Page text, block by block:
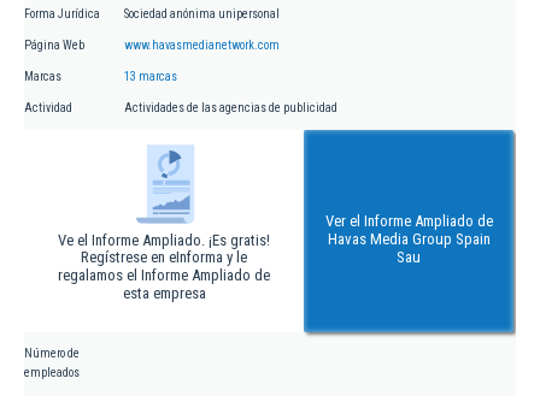
Forma Jurídica Sociedad anónima unipersonal
Página Web www.havasmedianetwork.com
Marcas 13 marcas
Actividad Actividades de las agencias de publicidad
Ve el Informe Ampliado. ¡Es gratis!
Regístrese en eInforma y le
regalamos el Informe Ampliado de
esta empresa
Ver el Informe Ampliado de
Havas Media Group Spain
Sau
Número de
empleados